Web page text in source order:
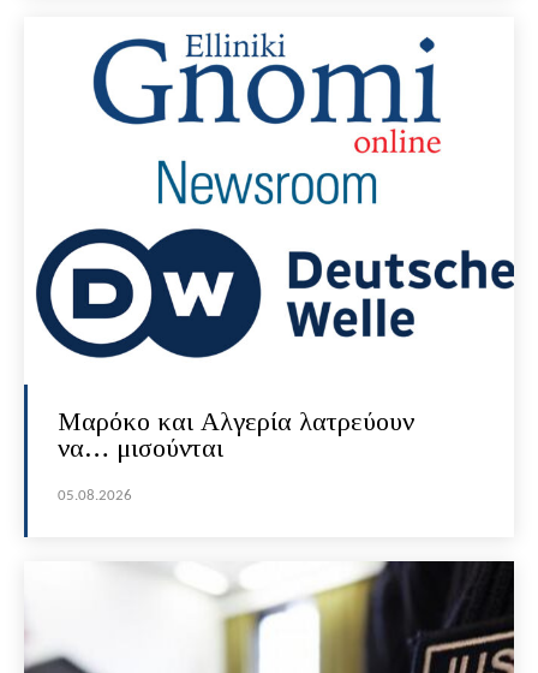
Μαρόκο και Αλγερία λατρεύουν
να… μισούνται
05.08.2026